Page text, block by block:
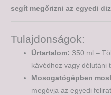
segít megőrizni az egyedi
Tulajdonságok:
Űrtartalom: 350 ml –
kávédhoz vagy délutáni
Mosogatógépben
megóvja az egyedi